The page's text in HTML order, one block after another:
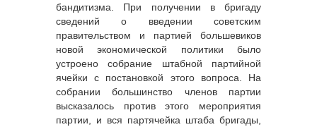
бандитизма. При получении в бригаду
сведений о введении советским
правительством и партией большевиков
новой экономической политики было
устроено собрание штабной партийной
ячейки с постановкой этого вопроса. На
собрании большинство членов партии
высказалось против этого мероприятия
партии, и вся партячейка штаба бригады,